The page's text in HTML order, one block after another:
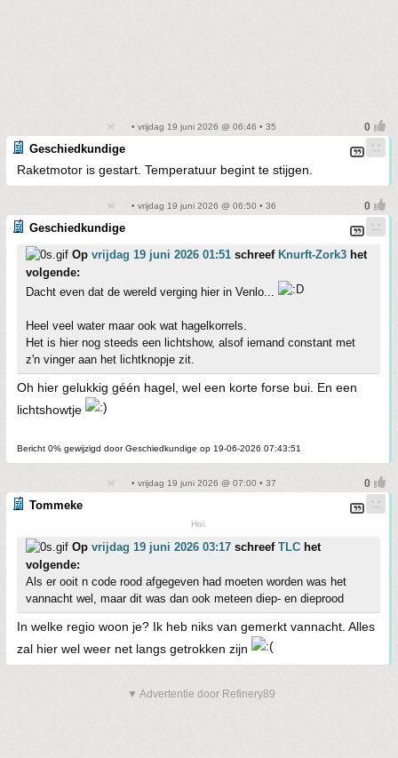
• vrijdag 19 juni 2026 @ 06:46 • 35
Geschiedkundige
Raketmotor is gestart. Temperatuur begint te stijgen.
• vrijdag 19 juni 2026 @ 06:50 • 36
Geschiedkundige
Op vrijdag 19 juni 2026 01:51 schreef Knurft-Zork3 het
volgende:
Dacht even dat de wereld verging hier in Venlo...
Heel veel water maar ook wat hagelkorrels.
Het is hier nog steeds een lichtshow, alsof iemand constant met
z'n vinger aan het lichtknopje zit.
Oh hier gelukkig géén hagel, wel een korte forse bui. En een
lichtshowtje
Bericht 0% gewijzigd door Geschiedkundige op 19-06-2026 07:43:51
• vrijdag 19 juni 2026 @ 07:00 • 37
Tommeke
Hoi.
Op vrijdag 19 juni 2026 03:17 schreef TLC het
volgende:
Als er ooit n code rood afgegeven had moeten worden was het
vannacht wel, maar dit was dan ook meteen diep- en dieprood
In welke regio woon je? Ik heb niks van gemerkt vannacht. Alles
zal hier wel weer net langs getrokken zijn
▼ Advertentie door Refinery89